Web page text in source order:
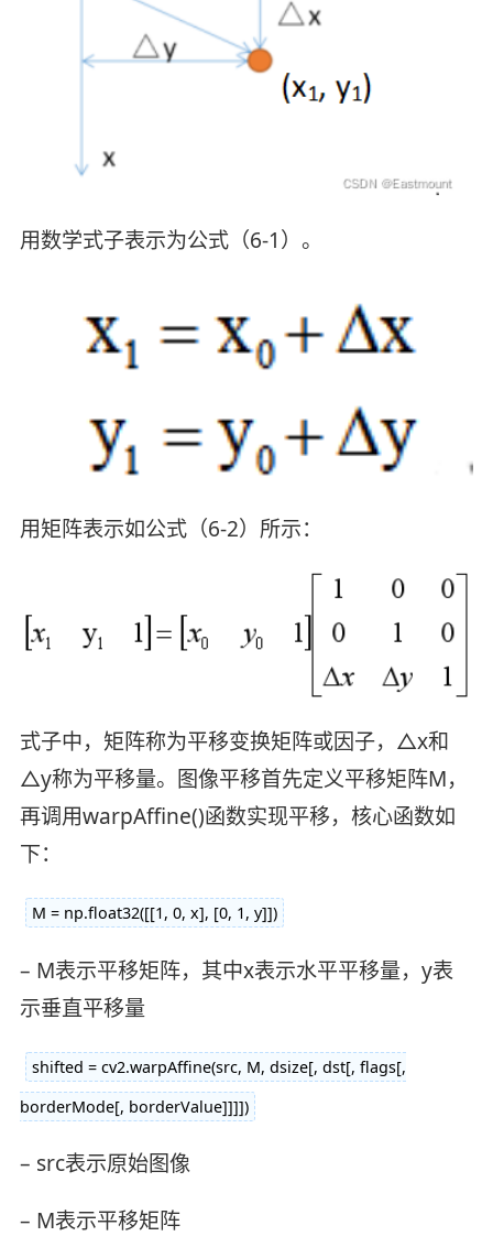
用数学式子表示为公式（6-1）。
用矩阵表示如公式（6-2）所示：
式子中，矩阵称为平移变换矩阵或因子，△x和
△y称为平移量。图像平移首先定义平移矩阵M，
再调用warpAffine()函数实现平移，核心函数如
下：
M = np.float32([[1, 0, x], [0, 1, y]])
– M表示平移矩阵，其中x表示水平平移量，y表
示垂直平移量
shifted = cv2.warpAffine(src, M, dsize[, dst[, flags[,
borderMode[, borderValue]]]])
– src表示原始图像
– M表示平移矩阵